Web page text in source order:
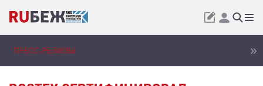
ПРЕСС-РЕЛИЗЫ